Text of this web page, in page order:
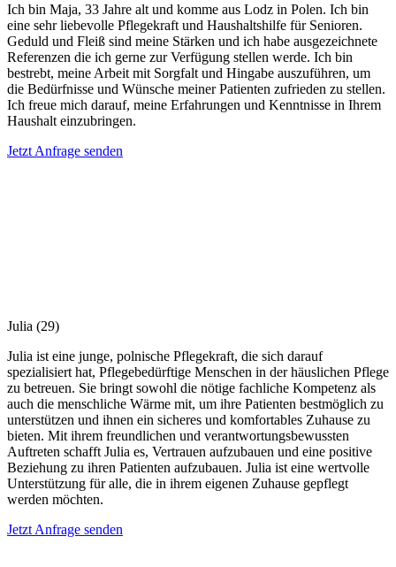
Ich bin Maja, 33 Jahre alt und komme aus Lodz in Polen. Ich bin
eine sehr liebevolle Pflegekraft und Haushaltshilfe für Senioren.
Geduld und Fleiß sind meine Stärken und ich habe ausgezeichnete
Referenzen die ich gerne zur Verfügung stellen werde. Ich bin
bestrebt, meine Arbeit mit Sorgfalt und Hingabe auszuführen, um
die Bedürfnisse und Wünsche meiner Patienten zufrieden zu stellen.
Ich freue mich darauf, meine Erfahrungen und Kenntnisse in Ihrem
Haushalt einzubringen.
Jetzt Anfrage senden
Julia (29)
Julia ist eine junge, polnische Pflegekraft, die sich darauf
spezialisiert hat, Pflegebedürftige Menschen in der häuslichen Pflege
zu betreuen. Sie bringt sowohl die nötige fachliche Kompetenz als
auch die menschliche Wärme mit, um ihre Patienten bestmöglich zu
unterstützen und ihnen ein sicheres und komfortables Zuhause zu
bieten. Mit ihrem freundlichen und verantwortungsbewussten
Auftreten schafft Julia es, Vertrauen aufzubauen und eine positive
Beziehung zu ihren Patienten aufzubauen. Julia ist eine wertvolle
Unterstützung für alle, die in ihrem eigenen Zuhause gepflegt
werden möchten.
Jetzt Anfrage senden